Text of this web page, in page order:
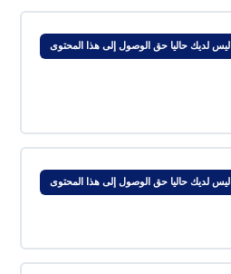
ليس لديك حاليا حق الوصول إلى هذا المحتوى
ليس لديك حاليا حق الوصول إلى هذا المحتوى